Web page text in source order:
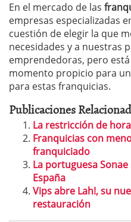
En el mercado de las
empresas especializadas
cuestión de elegir la que
necesidades y a nuestras
emprendedoras, pero
momento propicio para
para estas franquicias.
Publicaciones
La restricción de
Franquicias con
franquiciado
La portuguesa
España
Vips abre Lah!, su
restauración